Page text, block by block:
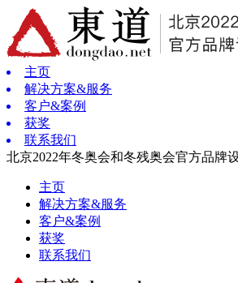
主页
解决方案&服务
客户&案例
获奖
联系我们
北京2022年冬奥会和冬残奥会官方品牌
主页
解决方案&服务
客户&案例
获奖
联系我们